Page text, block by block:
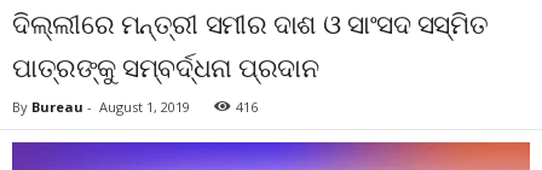
ଦିଲ୍ଲୀରେ ମନ୍ତ୍ରୀ ସମୀର ଦାଶ ଓ ସାଂସଦ ସସ୍ମିତ
ପାତ୍ରଙ୍କୁ ସମ୍ବର୍ଦ୍ଧନା ପ୍ରଦାନ
By Bureau - August 1, 2019 416